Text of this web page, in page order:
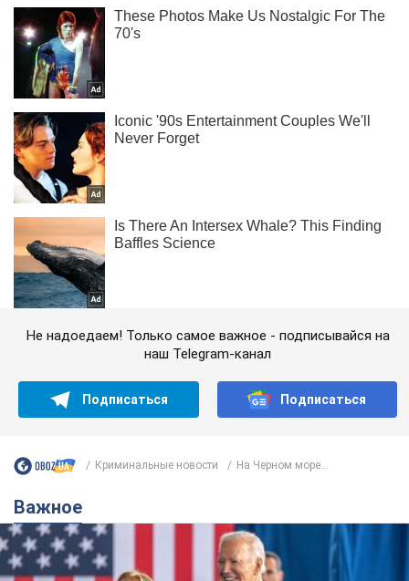
Не надоедаем! Только самое важное - подписывайся на
наш Telegram-канал
Подписаться Подписаться
Криминальные новости На Черном море...
Важное